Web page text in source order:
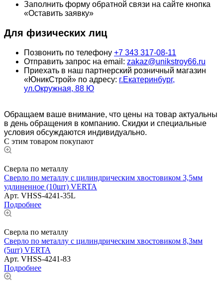
Заполнить форму обратной связи на сайте кнопка
«Оставить заявку»
Для физических лиц
Позвонить по телефону +7 343 317-08-11
Отправить запрос на email: zakaz@unikstroy66.ru
Приехать в наш партнерский розничный магазин
«ЮникСтрой» по адресу: г.Екатеринбург,
ул.Окружная, 88 Ю
Обращаем ваше внимание, что цены на товар актуальны
в день обращения в компанию. Скидки и специальные
условия обсуждаются индивидуально.
С этим товаром покупают
Сверла по металлу
Сверло по металлу с цилиндрическим хвостовиком 3,5мм
удлиненное (10шт) VERTA
Арт. VHSS-4241-35L
Подробнее
Сверла по металлу
Сверло по металлу с цилиндрическим хвостовиком 8,3мм
(5шт) VERTA
Арт. VHSS-4241-83
Подробнее